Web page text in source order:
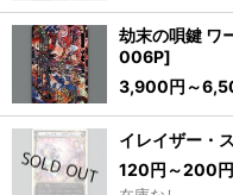
劫末の唄鍵 ワ
006P]
3,900円 ～
イレイザー・
120円 ～200円